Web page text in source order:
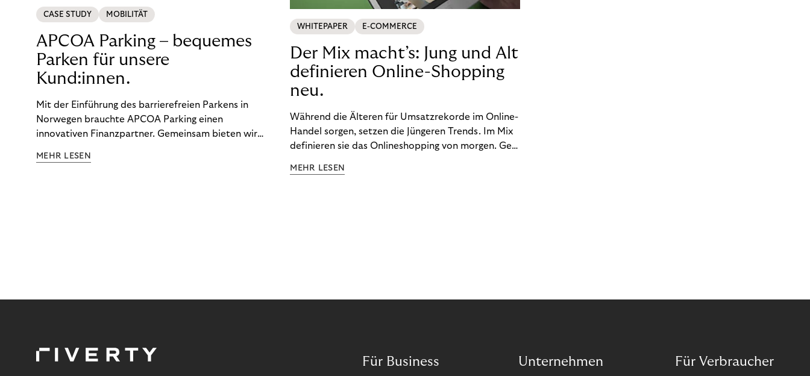
CASE STUDY MOBILITÄT
APCOA Parking – bequemes
Parken für unsere
Kund:innen.
Mit der Einführung des barrierefreien Parkens in
Norwegen brauchte APCOA Parking einen
innovativen Finanzpartner. Gemeinsam bieten wir
Erlebnis.
MEHR LESEN
WHITEPAPER E-COMMERCE
Der Mix macht’s: Jung und Alt
definieren Online-Shopping
neu.
Während die Älteren für Umsatzrekorde im Online-
Handel sorgen, setzen die Jüngeren Trends. Im Mix
definieren sie das Onlineshopping von morgen. Gen
gemeinsame Leidenschaft - allerdings
MEHR LESEN
Für Business Unternehmen Für Verbraucher